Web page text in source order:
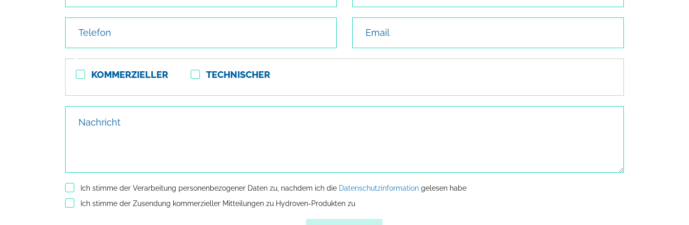
KOMMERZIELLER TECHNISCHER
Ich stimme der Verarbeitung personenbezogener Daten zu, nachdem ich die Datenschutzinformationgelesen habe
Ich stimme der Zusendung kommerzieller Mitteilungen zu Hydroven-Produkten zu